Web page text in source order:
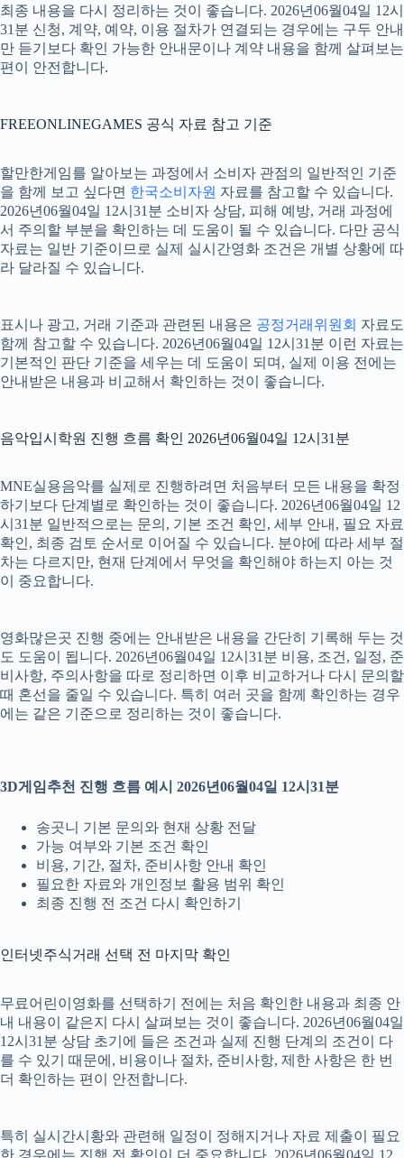
최종 내용을 다시 정리하는 것이 좋습니다. 2026년06월04일 12시
31분 신청, 계약, 예약, 이용 절차가 연결되는 경우에는 구두 안내
만 듣기보다 확인 가능한 안내문이나 계약 내용을 함께 살펴보는
편이 안전합니다.
FREEONLINEGAMES 공식 자료 참고 기준
할만한게임를 알아보는 과정에서 소비자 관점의 일반적인 기준
을 함께 보고 싶다면 한국소비자원 자료를 참고할 수 있습니다.
2026년06월04일 12시31분 소비자 상담, 피해 예방, 거래 과정에
서 주의할 부분을 확인하는 데 도움이 될 수 있습니다. 다만 공식
자료는 일반 기준이므로 실제 실시간영화 조건은 개별 상황에 따
라 달라질 수 있습니다.
표시나 광고, 거래 기준과 관련된 내용은 공정거래위원회 자료도
함께 참고할 수 있습니다. 2026년06월04일 12시31분 이런 자료는
기본적인 판단 기준을 세우는 데 도움이 되며, 실제 이용 전에는
안내받은 내용과 비교해서 확인하는 것이 좋습니다.
음악입시학원 진행 흐름 확인 2026년06월04일 12시31분
MNE실용음악를 실제로 진행하려면 처음부터 모든 내용을 확정
하기보다 단계별로 확인하는 것이 좋습니다. 2026년06월04일 12
시31분 일반적으로는 문의, 기본 조건 확인, 세부 안내, 필요 자료
확인, 최종 검토 순서로 이어질 수 있습니다. 분야에 따라 세부 절
차는 다르지만, 현재 단계에서 무엇을 확인해야 하는지 아는 것
이 중요합니다.
영화많은곳 진행 중에는 안내받은 내용을 간단히 기록해 두는 것
도 도움이 됩니다. 2026년06월04일 12시31분 비용, 조건, 일정, 준
비사항, 주의사항을 따로 정리하면 이후 비교하거나 다시 문의할
때 혼선을 줄일 수 있습니다. 특히 여러 곳을 함께 확인하는 경우
에는 같은 기준으로 정리하는 것이 좋습니다.
3D게임추천 진행 흐름 예시 2026년06월04일 12시31분
송곳니 기본 문의와 현재 상황 전달
가능 여부와 기본 조건 확인
비용, 기간, 절차, 준비사항 안내 확인
필요한 자료와 개인정보 활용 범위 확인
최종 진행 전 조건 다시 확인하기
인터넷주식거래 선택 전 마지막 확인
무료어린이영화를 선택하기 전에는 처음 확인한 내용과 최종 안
내 내용이 같은지 다시 살펴보는 것이 좋습니다. 2026년06월04일
12시31분 상담 초기에 들은 조건과 실제 진행 단계의 조건이 다
를 수 있기 때문에, 비용이나 절차, 준비사항, 제한 사항은 한 번
더 확인하는 편이 안전합니다.
특히 실시간시황와 관련해 일정이 정해지거나 자료 제출이 필요